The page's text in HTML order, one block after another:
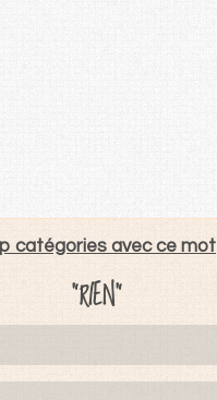
catégories avec ce mot
"RIEN"